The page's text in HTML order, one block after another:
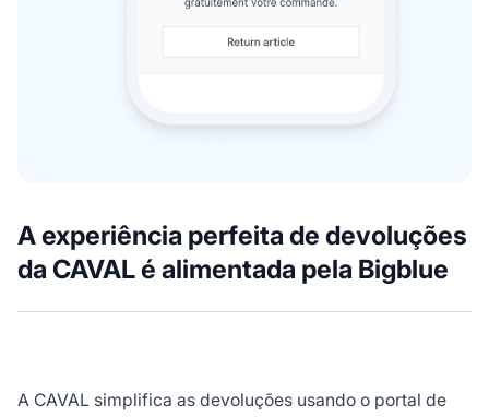
A experiência perfeita de devoluções
da CAVAL é alimentada pela Bigblue
A CAVAL simplifica as devoluções usando o portal de